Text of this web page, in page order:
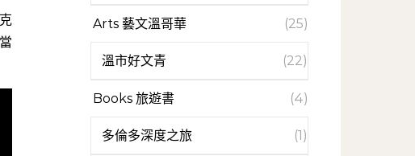
Arts 藝文溫哥華 (25)
溫市好文青 (22)
Books 旅遊書 (4)
多倫多深度之旅 (1)